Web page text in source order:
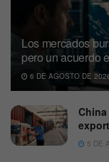
Los mercados
pero un acuerdo
6 DE AGOSTO DE
5 DE